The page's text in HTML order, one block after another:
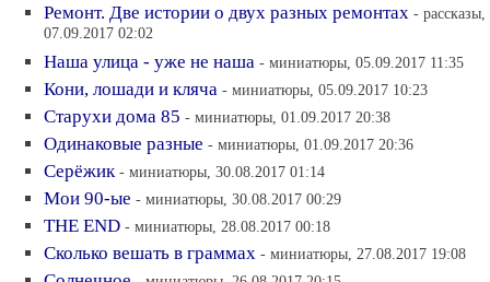
Ремонт. Две истории о двух разных ремонтах - рассказы,
07.09.2017 02:02
Наша улица - уже не наша - миниатюры, 05.09.2017 11:35
Кони, лошади и кляча - миниатюры, 05.09.2017 10:23
Старухи дома 85 - миниатюры, 01.09.2017 20:38
Одинаковые разные - миниатюры, 01.09.2017 20:36
Серёжик - миниатюры, 30.08.2017 01:14
Мои 90-ые - миниатюры, 30.08.2017 00:29
THE END - миниатюры, 28.08.2017 00:18
Сколько вешать в граммах - миниатюры, 27.08.2017 19:08